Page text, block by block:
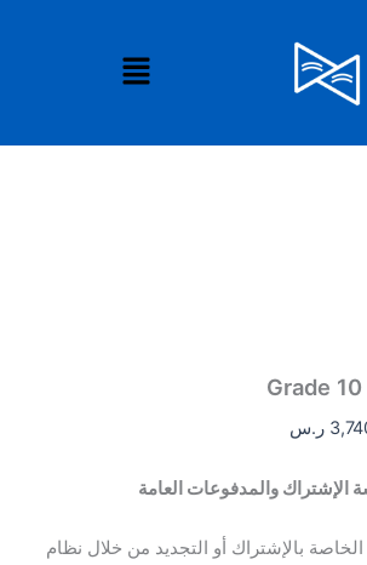
القائمة
Grade
ر.س
الإشتراك والمدفوعات العامة
بالإشتراك أو التجديد من خلال نظام